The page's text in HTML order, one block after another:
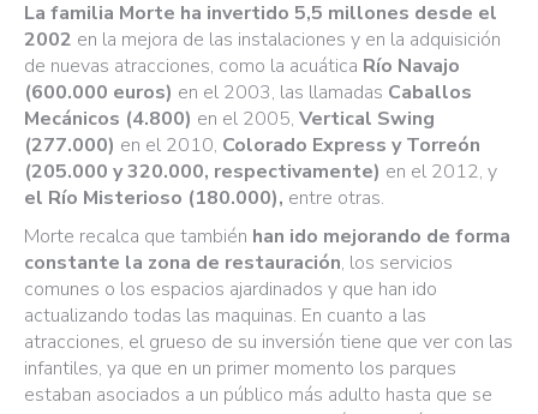
La familia Morte ha invertido 5,5 millones desde el
2002 en la mejora de las instalaciones y en la adquisición
de nuevas atracciones, como la acuática Río Navajo
(600.000 euros) en el 2003, las llamadas Caballos
Mecánicos (4.800) en el 2005, Vertical Swing
(277.000) en el 2010, Colorado Express y Torreón
(205.000 y 320.000, respectivamente) en el 2012, y
el Río Misterioso (180.000), entre otras.
Morte recalca que también han ido mejorando de forma
constante la zona de restauración, los servicios
comunes o los espacios ajardinados y que han ido
actualizando todas las maquinas. En cuanto a las
atracciones, el grueso de su inversión tiene que ver con las
infantiles, ya que en un primer momento los parques
estaban asociados a un público más adulto hasta que se